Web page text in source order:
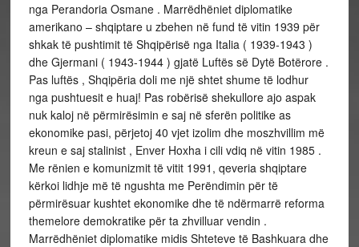
nga Perandoria Osmane . Marrëdhëniet diplomatike
amerikano – shqiptare u zbehen në fund të vitin 1939 për
shkak të pushtimit të Shqipërisë nga Italia ( 1939-1943 )
dhe Gjermani ( 1943-1944 ) gjatë Luftës së Dytë Botërore .
Pas luftës , Shqipëria doli me një shtet shume të lodhur
nga pushtuesit e huaj! Pas robërisë shekullore ajo aspak
nuk kaloj në përmirësimin e saj në sferën politike as
ekonomike pasi, përjetoj 40 vjet izolim dhe moszhvillim më
kreun e saj stalinist , Enver Hoxha i cili vdiq në vitin 1985 .
Me rënien e komunizmit të vitit 1991, qeveria shqiptare
kërkoi lidhje më të ngushta me Perëndimin për të
përmirësuar kushtet ekonomike dhe të ndërmarrë reforma
themelore demokratike për ta zhvilluar vendin .
Marrëdhëniet diplomatike midis Shteteve të Bashkuara dhe